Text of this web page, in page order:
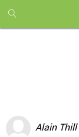
month
free
Alain Thill